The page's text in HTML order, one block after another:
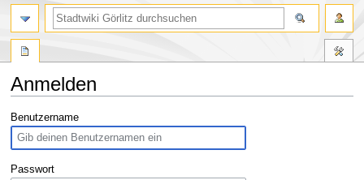
Anmelden
Zur
Navigation
springen
Zur
Suche
springen
Benutzername
Passwort